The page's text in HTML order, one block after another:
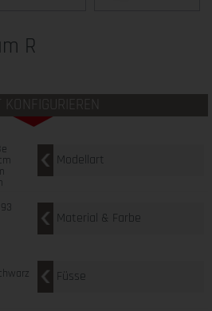
R
KONFIGURIEREN
Modellart
Material & Farbe
Füsse